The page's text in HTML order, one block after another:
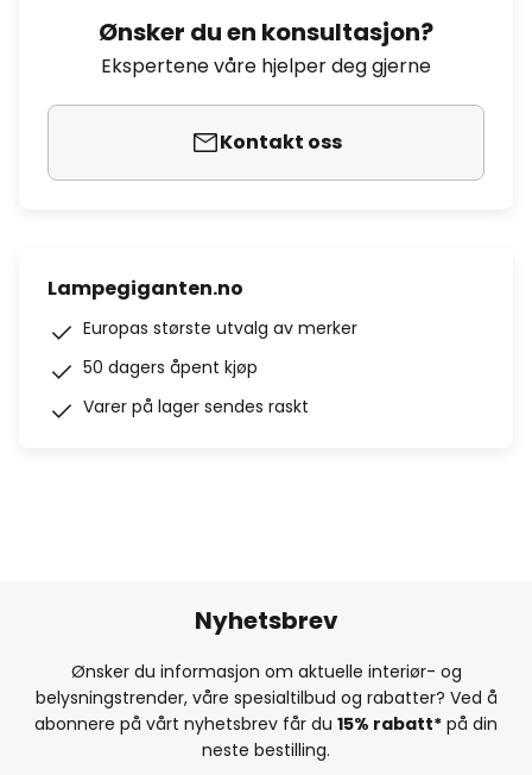
Ønsker du en konsultasjon?
Ekspertene våre hjelper deg gjerne
Kontakt oss
Lampegiganten.no
Europas største utvalg av merker
50 dagers åpent kjøp
Varer på lager sendes raskt
Nyhetsbrev
Ønsker du informasjon om aktuelle interiør- og
belysningstrender, våre spesialtilbud og rabatter? Ved å
abonnere på vårt nyhetsbrev får du 15% rabatt* på din
neste bestilling.